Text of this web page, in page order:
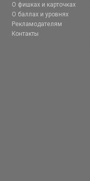
О фишках и карточках
О баллах и уровнях
Рекламодателям
Контакты